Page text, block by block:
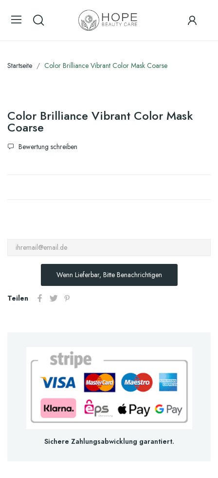
Startseite Color Brilliance Vibrant Color Mask Coarse
Color Brilliance Vibrant Color Mask
Coarse
Bewertung schreiben
Wenn Lieferbar, Bitte Benachrichtigen
Teilen
Sichere Zahlungsabwicklung garantiert.